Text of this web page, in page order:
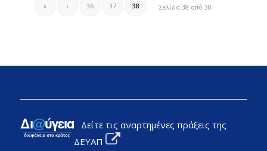
Σελίδα 38 από 38
« ‹ 36 37 38
Δείτε τις αναρτημένες πράξεις της
ΔΕΥΑΠ